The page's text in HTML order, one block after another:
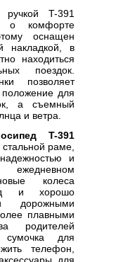
T-391
о комфорте
оснащен
накладкой, в
находиться
поездок.
позволяет
для
а съемный
и ветра.
T-391
раме,
и
колеса
и хорошо
дорожными
плавными
родителей
сумочка для
телефон,